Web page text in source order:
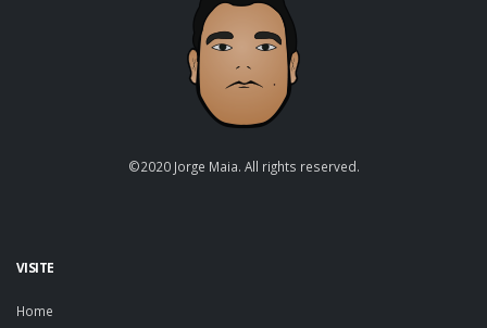
©2020 Jorge Maia. All rights reserved.
VISITE
Home